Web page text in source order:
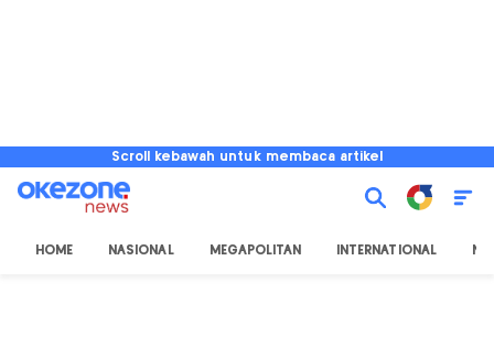
Scroll kebawah untuk membaca artikel
HOME NASIONAL MEGAPOLITAN INTERNATIONAL